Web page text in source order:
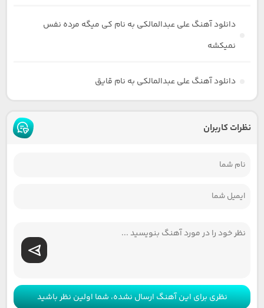
دانلود آهنگ علی عبدالمالکی به نام کی میگه مرده نفس
نمیکشه
دانلود آهنگ علی عبدالمالکی به نام قایق
نظرات کاربران
نظری برای این آهنگ ارسال نشده، شما اولین نظر باشید